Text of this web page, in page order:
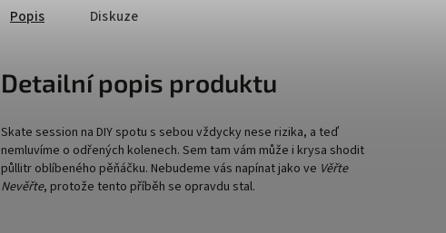
Popis Diskuze
Detailní popis produktu
Skate session na DIY spotu s sebou vždycky nese rizika, a teď
nemluvíme o odřených kolenech. Sem tam vám může i krysa shodit
půllitr oblíbeného pěňáčku. Nebudeme vás napínat jako ve Věřte
Nevěřte, protože tento příběh se opravdu stal.